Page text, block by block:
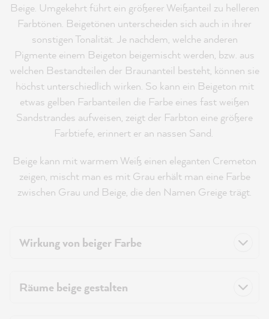
Beige. Umgekehrt führt ein größerer Weißanteil zu helleren
Farbtönen. Beigetönen unterscheiden sich auch in ihrer
sonstigen Tonalität. Je nachdem, welche anderen
Pigmente einem Beigeton beigemischt werden, bzw. aus
welchen Bestandteilen der Braunanteil besteht, können sie
höchst unterschiedlich wirken. So kann ein Beigeton mit
etwas gelben Farbanteilen die Farbe eines fast weißen
Sandstrandes aufweisen, zeigt der Farbton eine größere
Farbtiefe, erinnert er an nassen Sand.
Beige kann mit warmem Weiß einen eleganten Cremeton
zeigen, mischt man es mit Grau erhält man eine Farbe
zwischen Grau und Beige, die den Namen Greige trägt.
Wirkung von beiger Farbe
Räume beige gestalten